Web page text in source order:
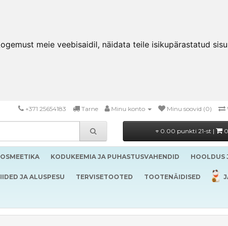
meie veebisaidil, näidata teile isikupärastatud
+371 25654183 Tarne Minu konto Minu soovid (0)
0.00 punkti 21-st | 0
KODUKEEMIA JA PUHASTUSVAHENDID HOOLDUS
JA ALUSPESU TERVISETOOTED TOOTENÄIDISED